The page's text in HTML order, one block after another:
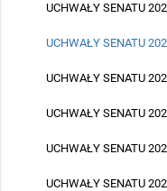
UCHWAŁY SENATU
UCHWAŁY SENATU
UCHWAŁY SENATU
UCHWAŁY SENATU
UCHWAŁY SENATU
UCHWAŁY SENATU